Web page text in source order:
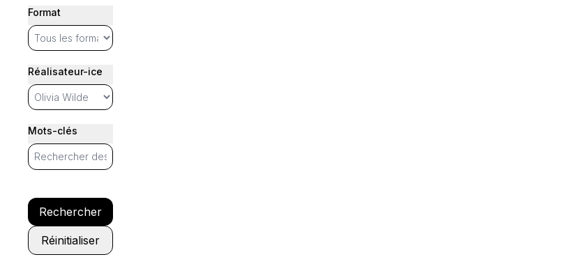
Format
Réalisateur-ice
Mots-clés
Rechercher
Réinitialiser